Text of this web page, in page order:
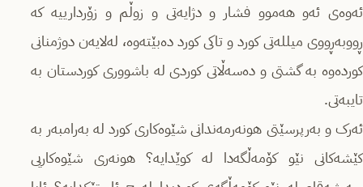
ئەوەی ئەو هەموو فشار و دژایەتی و زوڵم و زۆردارییە کە
ڕووبەڕووی میللەتی کورد و تاکی کورد دەبێتەوە، لەلایەن دوژمنانی
کوردەوە بە گشتی و دەسەڵاتی کوردی لە باشووری کوردستان بە
تایبەتی.
ئەرک و بەرپرسێتی هونەرمەندانی شێوەکاری کورد لە بەرامبەر بە
کێشەکانی نێو کۆمەڵگەدا لە کوێدایە؟ هونەری شێوەکاریی